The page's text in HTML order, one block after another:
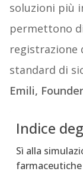
soluzioni più
permettono
registrazione
standard di
Emili,
Indice
Sì alla
farmaceutiche